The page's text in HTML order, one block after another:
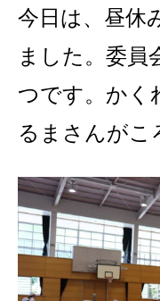
今日は、昼休
ました。委員
つです。かく
るまさんがこ